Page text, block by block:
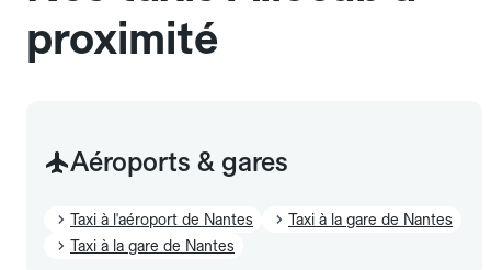
proximité
Aéroports & gares
Taxi à l'aéroport de Nantes
Taxi à la gare de Nantes
Taxi à la gare de Nantes